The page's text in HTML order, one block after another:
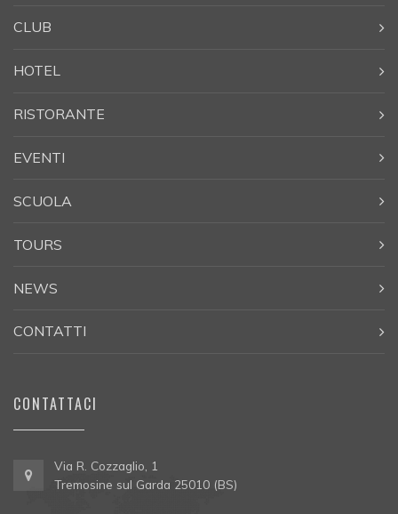
CLUB
HOTEL
RISTORANTE
EVENTI
SCUOLA
TOURS
NEWS
CONTATTI
CONTATTACI
Via R. Cozzaglio, 1
Tremosine sul Garda 25010 (BS)